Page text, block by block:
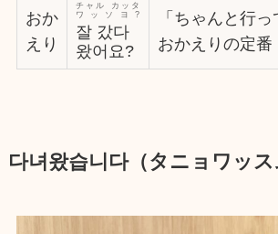
おか
えり
잘 갔다
왔어요?
チャル カッタ
ワッソヨ?
「ちゃんと行
おかえりの定番
다녀왔습니다（タニョワッス